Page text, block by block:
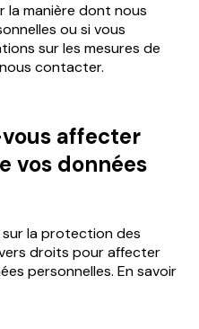
la manière dont nous
ou si vous
sur les mesures de
contacter.
affecter
vos données
la protection des
droits pour affecter
personnelles. En savoir